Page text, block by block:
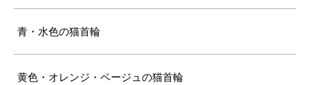
青・水色の猫首輪
黄色・オレンジ・ベージュの猫首輪